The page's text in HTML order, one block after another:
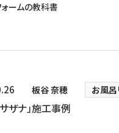
ームの教科書
板谷 奈穂 お風呂
ザナ」施工事例